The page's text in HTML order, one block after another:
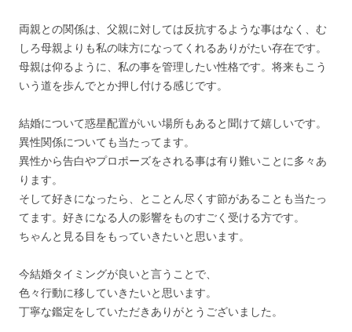
両親との関係は、父親に対しては反抗するような事はなく、む
しろ母親よりも私の味方になってくれるありがたい存在です。
母親は仰るように、私の事を管理したい性格です。将来もこう
いう道を歩んでとか押し付ける感じです。
結婚について惑星配置がいい場所もあると聞けて嬉しいです。
異性関係についても当たってます。
異性から告白やプロポーズをされる事は有り難いことに多々あ
ります。
そして好きになったら、とことん尽くす節があることも当たっ
てます。好きになる人の影響をものすごく受ける方です。
ちゃんと見る目をもっていきたいと思います。
今結婚タイミングが良いと言うことで、
色々行動に移していきたいと思います。
丁寧な鑑定をしていただきありがとうございました。